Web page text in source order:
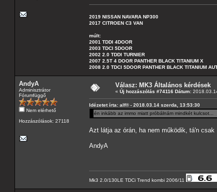
2019 NISSAN NAVARA NP300
2017 CITROEN C3 VAN
múlt:
2001 TDDI 4DOOR
2003 TDCI 5DOOR
2002 2.0 TDDI TURNIER
2007 2.5T 4 DOOR PANTHER BLACK TITANIUM X
2008 2.0 TDCI 5DOOR PANTHER BLACK TITANIUM
AndyA
Adminisztrátor
Fórumfüggő
Nem elérhető
Hozzászólások: 27118
Válasz: MK3 Általános kérdések
« Új hozzászólás #74116 Dátum:
Idézetet írta: alf® - 2018.03.14 szerda, 13:53:30
én inkább az immo miatt próbálnám mindkét kulcsot...
Azt látja az órán, ha nem működik, tá'n csak
AndyA
Mk3 2.0/130LE TDCi Trend kombi 2006/11